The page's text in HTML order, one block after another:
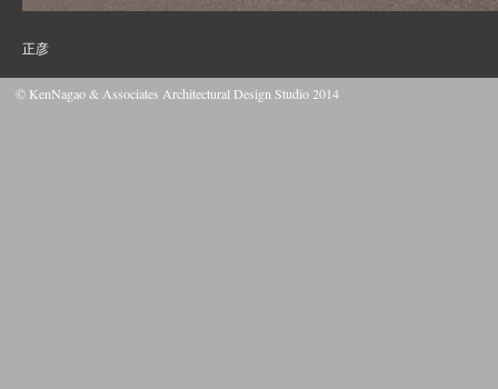
正彦
© KenNagao & Associates Architectural Design Studio 2014